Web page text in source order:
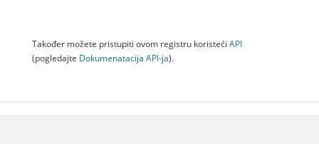
Također možete pristupiti ovom registru koristeći API
(pogledajte Dokumenаtаcijа API-jа).